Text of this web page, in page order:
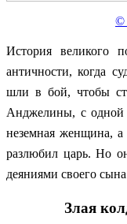
©
История великого
античности, когда
шли в бой, чтобы
Анджелины, с одной
неземная женщина,
разлюбил царь. Но
деяниями своего
Злая